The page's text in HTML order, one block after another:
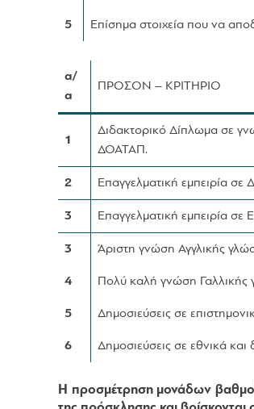
5 Επίσημα στοιχεία που να
α/
α
ΠΡΟΣΟΝ – ΚΡΙΤΗΡΙΟ
1
Διδακτορικό Δίπλωμα σε
ΔΟΑΤΑΠ.
2 Επαγγελματική εμπειρία σε
3 Επαγγελματική εμπειρία σε
3 Άριστη γνώση Αγγλικής
4 Πολύ καλή γνώση Γαλλικής
5 Δημοσιεύσεις σε
6 Δημοσιεύσεις σε εθνικά και
Η προσμέτρηση μονάδων